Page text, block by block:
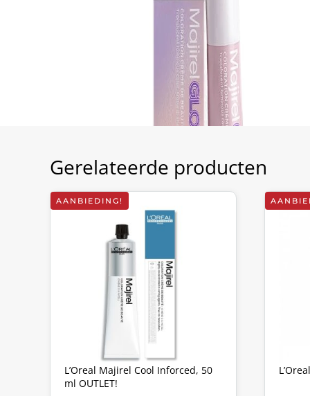
Gerelateerde producten
AANBIEDING!
L’Oreal Majirel Cool Inforced, 50
ml OUTLET!